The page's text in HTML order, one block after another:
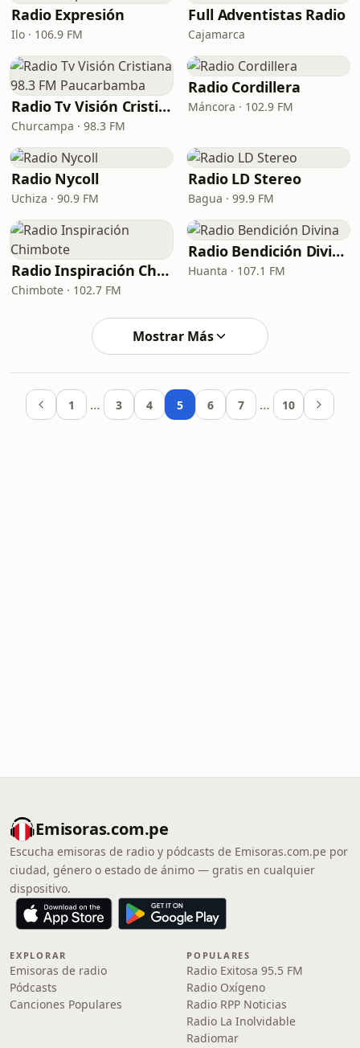
Radio Expresión
Ilo · 106.9 FM
Full Adventistas Radio
Cajamarca
Radio Tv Visión Cristiana 98.3 FM Paucarbamba
Churcampa · 98.3 FM
Radio Cordillera
Máncora · 102.9 FM
Radio Nycoll
Uchiza · 90.9 FM
Radio LD Stereo
Bagua · 99.9 FM
Radio Inspiración Chimbote
Chimbote · 102.7 FM
Radio Bendición Divina
Huanta · 107.1 FM
Mostrar Más
1 … 3 4 5 6 7 … 10
Emisoras.com.pe
Escucha emisoras de radio y pódcasts de Emisoras.com.pe por
ciudad, género o estado de ánimo — gratis en cualquier
dispositivo.
EXPLORAR
Emisoras de radio
Pódcasts
Canciones Populares
POPULARES
Radio Exitosa 95.5 FM
Radio Oxígeno
Radio RPP Noticias
Radio La Inolvidable
Radiomar